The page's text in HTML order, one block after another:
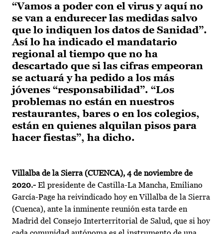
“Vamos a poder con el virus y aquí no
se van a endurecer las medidas salvo
que lo indiquen los datos de Sanidad”.
Así lo ha indicado el mandatario
regional al tiempo que no ha
descartado que si las cifras empeoran
se actuará y ha pedido a los más
jóvenes “responsabilidad”. “Los
problemas no están en nuestros
restaurantes, bares o en los colegios,
están en quienes alquilan pisos para
hacer fiestas”, ha dicho.
Villalba de la Sierra (CUENCA), 4 de noviembre de
2020.- El presidente de Castilla-La Mancha, Emiliano
García-Page ha reivindicado hoy en Villalba de la Sierra
(Cuenca), ante la inminente reunión esta tarde en
Madrid del Consejo Interterritorial de Salud, que si hoy